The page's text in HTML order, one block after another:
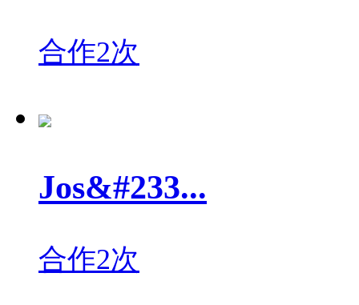
合作2次
Jos&#233...
合作2次